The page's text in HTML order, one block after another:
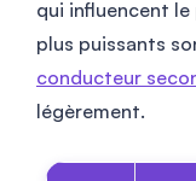
qui influencent le
plus puissants
conducteur
légèrement.